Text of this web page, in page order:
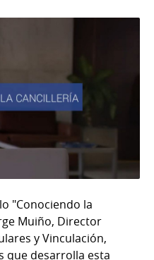
"Conociendo la
Muiño, Director
y Vinculación,
que desarrolla esta